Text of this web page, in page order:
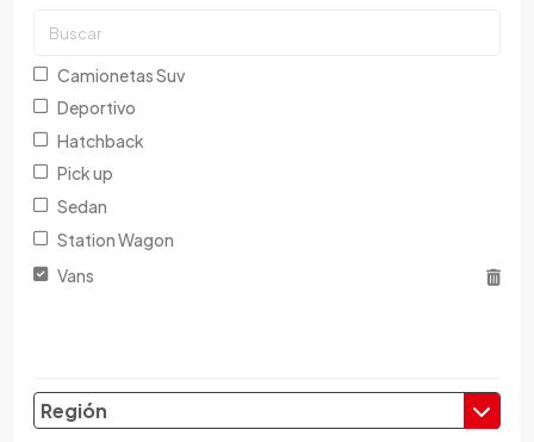
Bentley
Buick
Changfeng
Chevrolet
Chrysler
Camionetas Suv
Deportivo
Hatchback
Pick up
Sedan
Station Wagon
Vans
Región